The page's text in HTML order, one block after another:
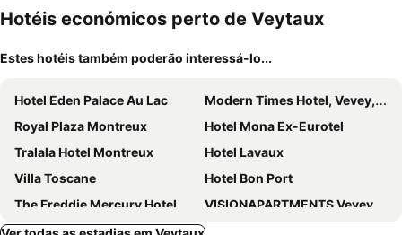
Hotéis económicos perto de Veytaux
Estes hotéis também poderão interessá-lo...
Hotel Eden Palace Au Lac
Modern Times Hotel, Vevey, a Tribute Portfolio Hotel
Royal Plaza Montreux
Hotel Mona Ex-Eurotel
Tralala Hotel Montreux
Hotel Lavaux
Villa Toscane
Hotel Bon Port
The Freddie Mercury Hotel
VISIONAPARTMENTS Vevey Rue des Communaux
La Rouvenaz
Grand Hotel Suisse Majestic, Autograph Collection